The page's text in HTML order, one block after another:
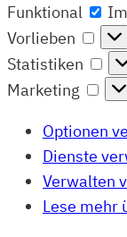
Funktional
Vorlieben
Statistiken
Marketing
Optionen
Dienste
Verwalten
Lese mehr